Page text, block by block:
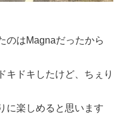
のはMagnaだったから
キドキしたけど、ちぇり
に楽しめると思います